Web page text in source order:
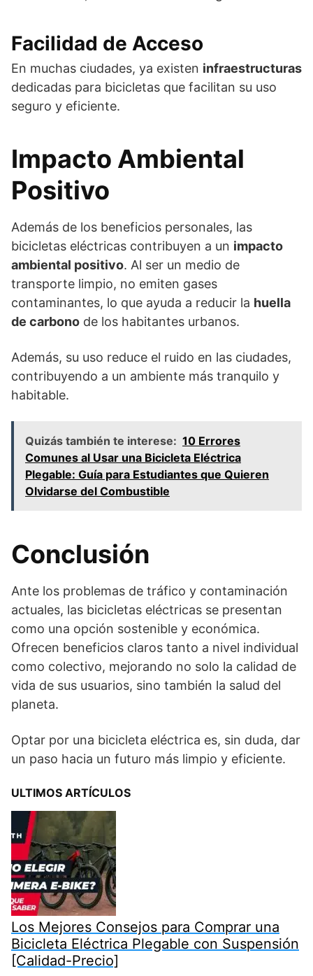
Facilidad de Acceso
En muchas ciudades, ya existen infraestructuras
dedicadas para bicicletas que facilitan su uso
seguro y eficiente.
Impacto Ambiental
Positivo
Además de los beneficios personales, las
bicicletas eléctricas contribuyen a un impacto
ambiental positivo. Al ser un medio de
transporte limpio, no emiten gases
contaminantes, lo que ayuda a reducir la huella
de carbono de los habitantes urbanos.
Además, su uso reduce el ruido en las ciudades,
contribuyendo a un ambiente más tranquilo y
habitable.
Quizás también te interese: 10 Errores
Comunes al Usar una Bicicleta Eléctrica
Plegable: Guía para Estudiantes que Quieren
Olvidarse del Combustible
Conclusión
Ante los problemas de tráfico y contaminación
actuales, las bicicletas eléctricas se presentan
como una opción sostenible y económica.
Ofrecen beneficios claros tanto a nivel individual
como colectivo, mejorando no solo la calidad de
vida de sus usuarios, sino también la salud del
planeta.
Optar por una bicicleta eléctrica es, sin duda, dar
un paso hacia un futuro más limpio y eficiente.
ULTIMOS ARTÍCULOS
Los Mejores Consejos para Comprar una
Bicicleta Eléctrica Plegable con Suspensión
[Calidad-Precio]